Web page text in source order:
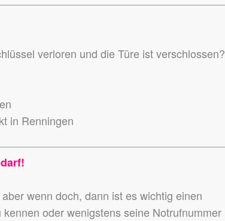
verloren und die Türe ist verschlossen?
in Renningen
aber wenn doch, dann ist es wichtig einen
kennen oder wenigstens seine Notrufnummer